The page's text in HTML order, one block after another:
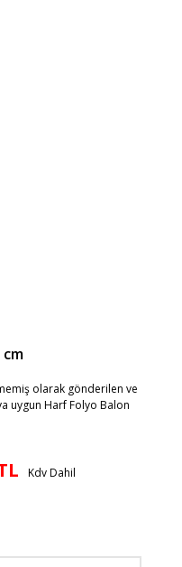
cm
olarak gönderilen ve
uygun Harf Folyo Balon
Kdv Dahil